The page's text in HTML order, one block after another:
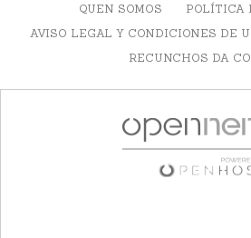
QUEN SOMOS
POLÍTICA
AVISO LEGAL Y CONDICIONES DE
RECUNCHOS DA